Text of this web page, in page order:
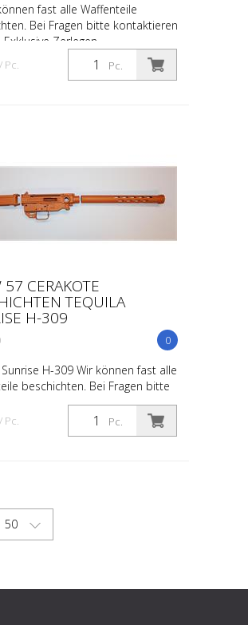
fast alle Waffenteile
Bei Fragen bitte kontaktieren
Exklusive Zerlegen
Pc.
/ Pc.
57 CERAKOTE
TEQUILA
H-309
0
H-309 Wir können fast alle
beschichten. Bei Fragen bitte
Sie uns. Exklusive Zerlegen
Pc.
/ Pc.
50